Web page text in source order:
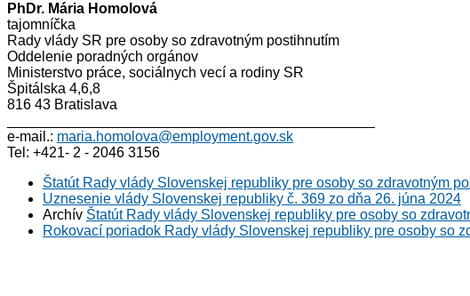
PhDr. Mária Homolová
tajomníčka
Rady vlády SR pre osoby so zdravotným postihnutím
Oddelenie poradných orgánov
Ministerstvo práce, sociálnych vecí a rodiny SR
Špitálska 4,6,8
816 43 Bratislava
e-mail.: maria.homolova@employment.gov.sk
Tel: +421- 2 - 2046 3156
Štatút Rady vlády Slovenskej republiky pre osoby so zdravotným
Uznesenie vlády Slovenskej republiky č. 369 zo dňa 26. júna 2024
Archív Štatút Rady vlády Slovenskej republiky pre osoby so
Rokovací poriadok Rady vlády Slovenskej republiky pre osoby so